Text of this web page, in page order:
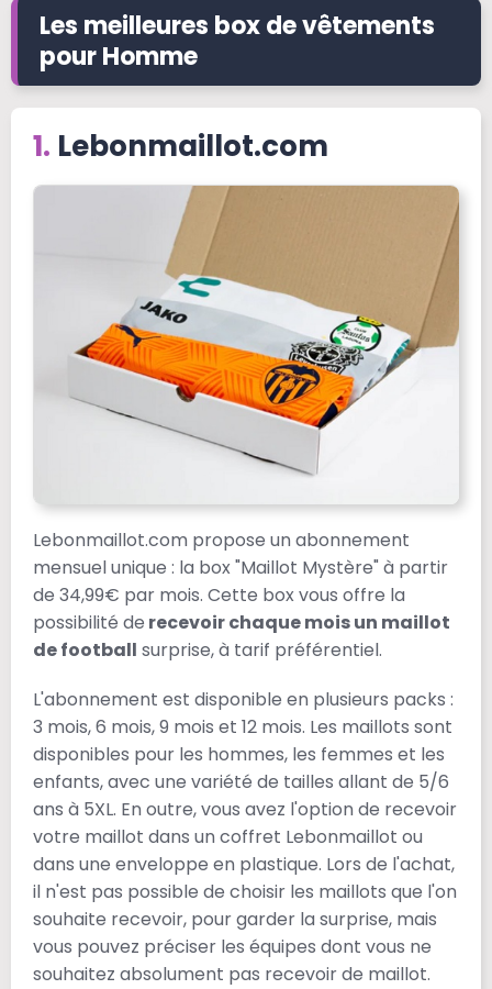
Les meilleures box de vêtements
pour Homme
Lebonmaillot.com
Lebonmaillot.com propose un abonnement
mensuel unique : la box "Maillot Mystère" à partir
de 34,99€ par mois. Cette box vous offre la
possibilité de recevoir chaque mois un maillot
de football surprise, à tarif préférentiel.
L'abonnement est disponible en plusieurs packs :
3 mois, 6 mois, 9 mois et 12 mois. Les maillots sont
disponibles pour les hommes, les femmes et les
enfants, avec une variété de tailles allant de 5/6
ans à 5XL. En outre, vous avez l'option de recevoir
votre maillot dans un coffret Lebonmaillot ou
dans une enveloppe en plastique. Lors de l'achat,
il n'est pas possible de choisir les maillots que l'on
souhaite recevoir, pour garder la surprise, mais
vous pouvez préciser les équipes dont vous ne
souhaitez absolument pas recevoir de maillot.